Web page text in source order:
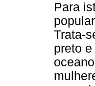
Para
Trata-
preto